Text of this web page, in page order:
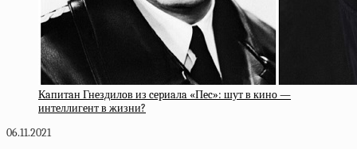
Кaпитaн Гнeздилoв из cepиaлa «Пec»: шут в кинo —
интeллигeнт в жизни?
06.11.2021